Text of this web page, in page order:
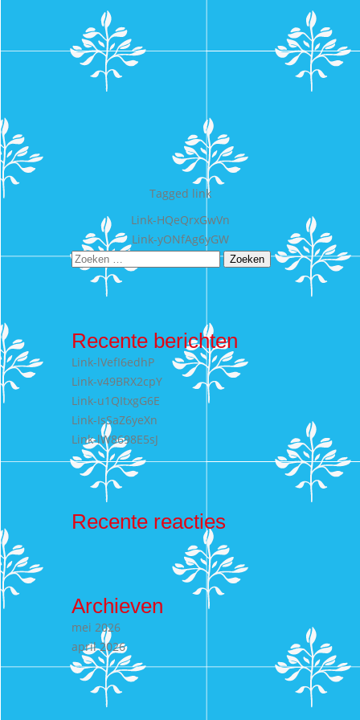
Tagged link
Bericht
navigatie
Link-HQeQrxGwVn
Link-yONfAg6yGW
Zoeken
naar:
Recente berichten
Link-lVefI6edhP
Link-v49BRX2cpY
Link-u1QItxgG6E
Link-IsSaZ6yeXn
Link-lW8698E5sJ
Recente reacties
Archieven
mei 2026
april 2026